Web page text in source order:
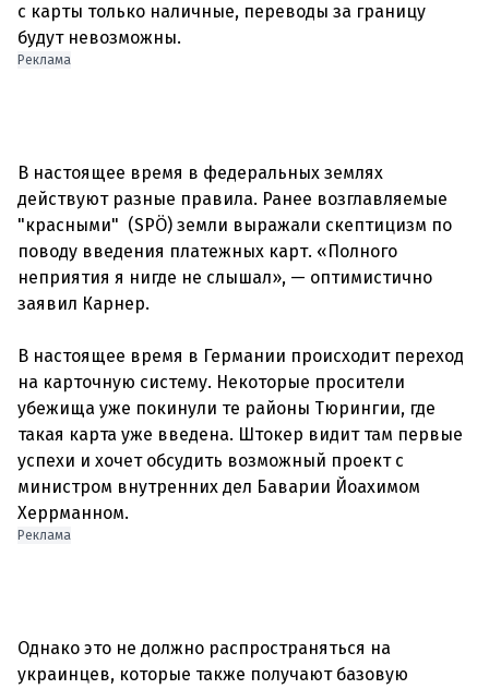
с карты только наличные, переводы за границу
Реклама
В настоящее время в федеральных землях
действуют разные правила. Ранее возглавляемые
"красными" (SPÖ) земли выражали скептицизм по
поводу введения платежных карт. «Полного
неприятия я нигде не слышал», — оптимистично
заявил Карнер.
В настоящее время в Германии происходит переход
на карточную систему. Некоторые просители
убежища уже покинули те районы Тюрингии, где
такая карта уже введена. Штокер видит там первые
успехи и хочет обсудить возможный проект с
министром внутренних дел Баварии Йоахимом
Реклама
Однако это не должно распространяться на
украинцев, которые также получают базовую